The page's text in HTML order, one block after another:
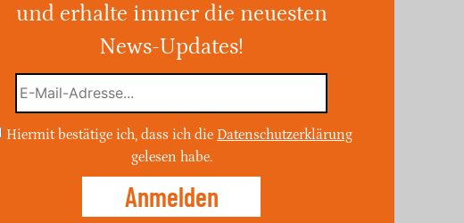
in Köln sonniges Wetter mit
erwartet. Es sind keine Regenfälle
im Freien macht.
und erhalte immer die neuesten
News-Updates!
Hiermit bestätige ich, dass ich die Datenschutzerklärung
gelesen habe.